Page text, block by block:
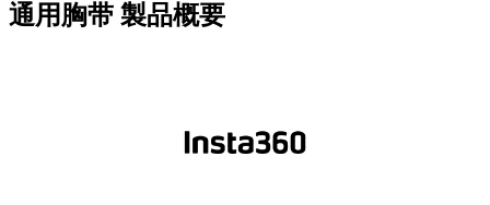
通用胸带 製品概要